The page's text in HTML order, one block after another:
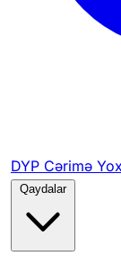
DYP Cərimə
Qaydalar